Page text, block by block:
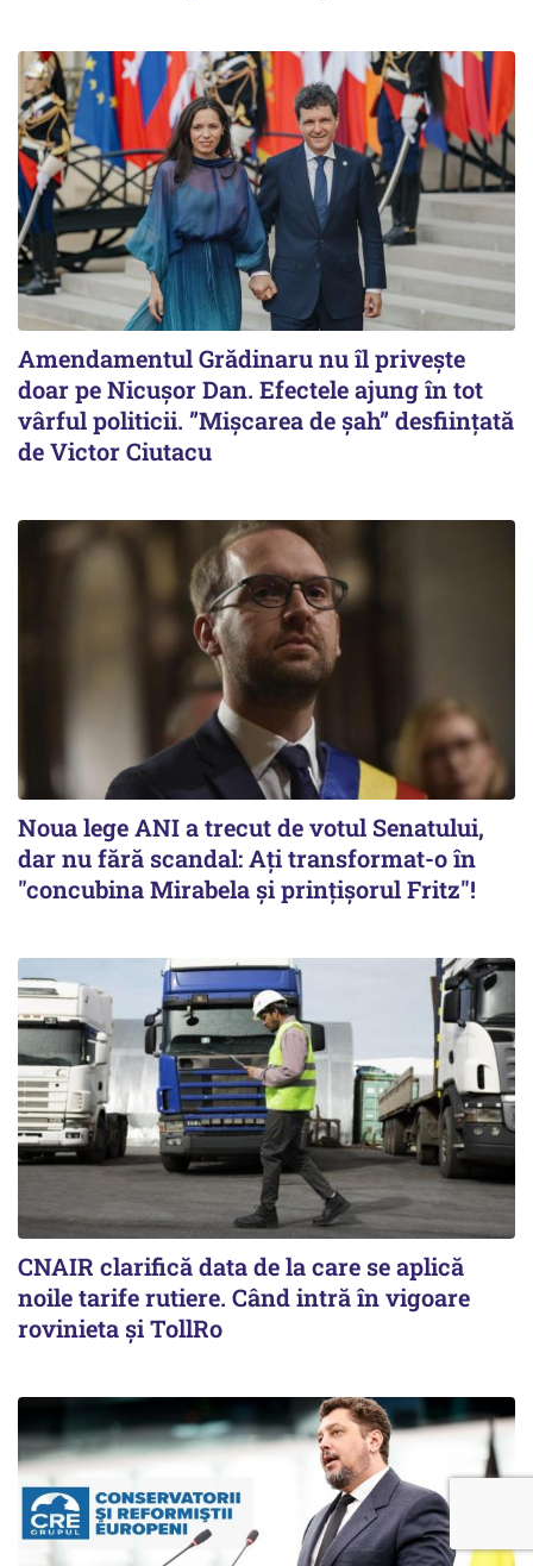
Amendamentul Grădinaru nu îl privește
doar pe Nicușor Dan. Efectele ajung în tot
vârful politicii. ”Mișcarea de șah” desființată
de Victor Ciutacu
Noua lege ANI a trecut de votul Senatului,
dar nu fără scandal: Ați transformat-o în
"concubina Mirabela şi prinţişorul Fritz"!
CNAIR clarifică data de la care se aplică
noile tarife rutiere. Când intră în vigoare
rovinieta și TollRo